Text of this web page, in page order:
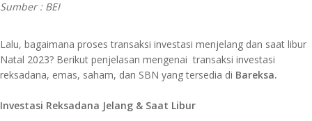
Sumber : BEI
Lalu, bagaimana proses transaksi investasi menjelang dan saat libur
Natal 2023? Berikut penjelasan mengenai transaksi investasi
reksadana, emas, saham, dan SBN yang tersedia di Bareksa.
Investasi Reksadana Jelang & Saat Libur